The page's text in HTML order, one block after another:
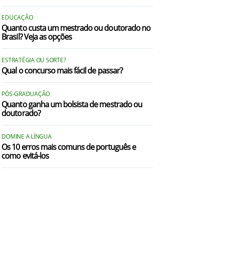
EDUCAÇÃO
Quanto custa um mestrado ou doutorado no
Brasil? Veja as opções
ESTRATÉGIA OU SORTE?
Qual o concurso mais fácil de passar?
PÓS-GRADUAÇÃO
Quanto ganha um bolsista de mestrado ou
doutorado?
DOMINE A LÍNGUA
Os 10 erros mais comuns de português e
como evitá-los